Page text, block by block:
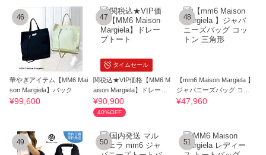
46
華やぎアイテム【MM6 Mai
son Margiela】バック
¥99,600
タイムセール
47
関税込★VIP価格【MM6 M
aison Margiela】ドレープ
トート
¥90,900
40%OFF
48
【mm6 Maison Margiela 】
ジャパニーズバッグ コッ
トン 三角形
¥47,960
49 50 51